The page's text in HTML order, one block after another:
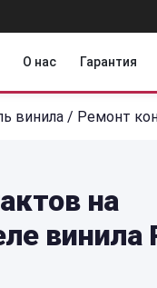
О нас Гарантия
винила / Ремонт
на
винила